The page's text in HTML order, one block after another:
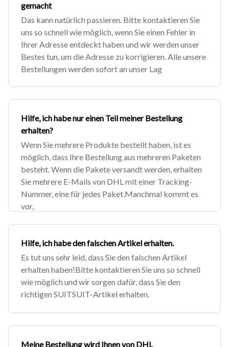
gemacht
Das kann natürlich passieren. Bitte kontaktieren Sie
uns so schnell wie möglich, wenn Sie einen Fehler in
Ihrer Adresse entdeckt haben und wir werden unser
Bestes tun, um die Adresse zu korrigieren. Alle unsere
Bestellungen werden sofort an unser Lag
Hilfe, ich habe nur einen Teil meiner Bestellung
erhalten?
Wenn Sie mehrere Produkte bestellt haben, ist es
möglich, dass Ihre Bestellung aus mehreren Paketen
besteht. Wenn die Pakete versandt werden, erhalten
Sie mehrere E-Mails von DHL mit einer Tracking-
Nummer, eine für jedes Paket.Manchmal kommt es
vor,
Hilfe, ich habe den falschen Artikel erhalten.
Es tut uns sehr leid, dass Sie den falschen Artikel
erhalten haben!Bitte kontaktieren Sie uns so schnell
wie möglich und wir sorgen dafür, dass Sie den
richtigen SUITSUIT-Artikel erhalten.
Meine Bestellung wird Ihnen von DHL